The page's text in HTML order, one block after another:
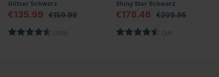
Glitzer Schwarz
€135.99 €159.99
Bewertung: (359) 4.7 von 5 Sternen
Shiny Star Schwarz
€178.46 €209.95
Bewertung: (34)